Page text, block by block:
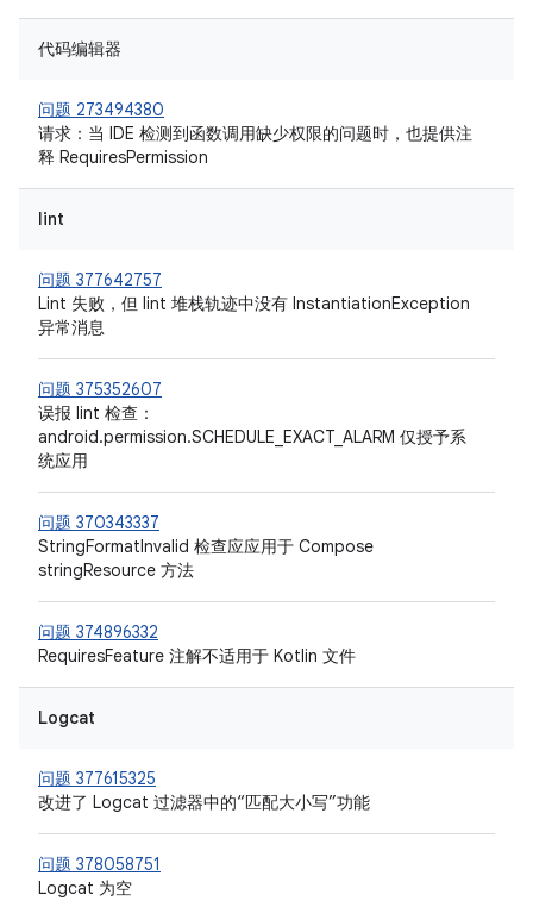
代码编辑器
问题 273494380
请求：当 IDE 检测到函数调用缺少权限的问题时，也提供注
释 RequiresPermission
lint
问题 377642757
Lint 失败，但 lint 堆栈轨迹中没有 InstantiationException
异常消息
问题 375352607
误报 lint 检查：
android.permission.SCHEDULE_EXACT_ALARM 仅授予系
统应用
问题 370343337
StringFormatInvalid 检查应应用于 Compose
stringResource 方法
问题 374896332
RequiresFeature 注解不适用于 Kotlin 文件
Logcat
问题 377615325
改进了 Logcat 过滤器中的“匹配大小写”功能
问题 378058751
Logcat 为空